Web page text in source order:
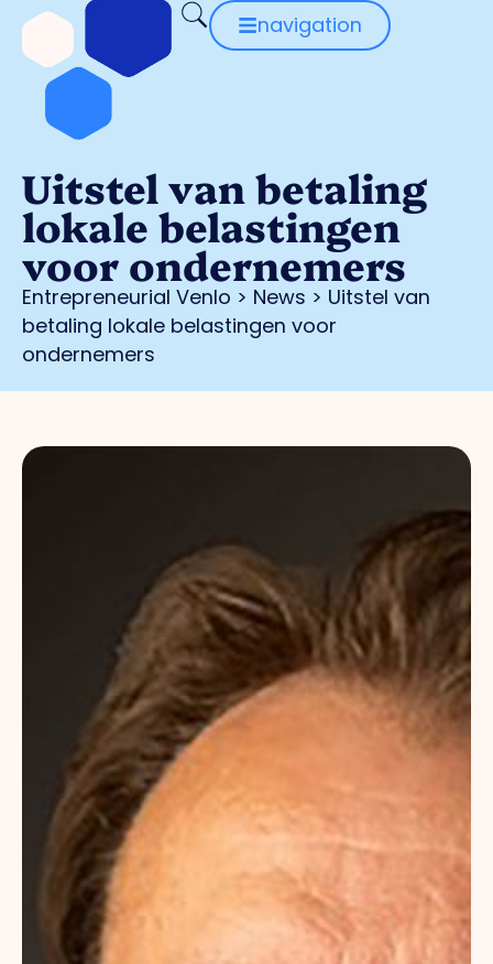
navigation
Uitstel van betaling
lokale belastingen
voor ondernemers
Entrepreneurial Venlo > News > Uitstel van
betaling lokale belastingen voor
ondernemers